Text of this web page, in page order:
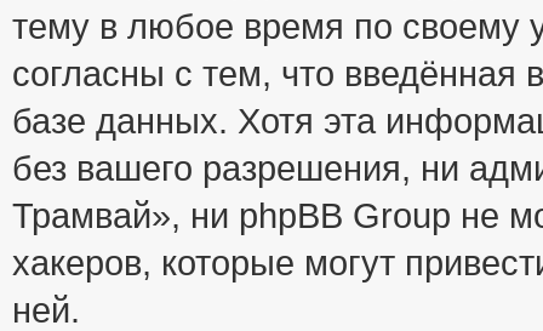
тему в любое время по своему
согласны с тем, что
базе данных. Хотя эта
без вашего разрешения, ни
Трамвай», ни phpBB Group не
хакеров, которые могут
ней.